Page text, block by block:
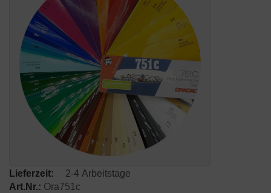
Lieferzeit:
2-4 Arbeitstage
Art.Nr.: Ora751c